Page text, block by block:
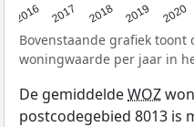
2016 2017 2018 2019 2020
Bovenstaande grafiek toont
woningwaarde per jaar in
De gemiddeldeWOZ
postcodegebied 8013 is